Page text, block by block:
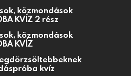
közmondások
KVÍZ 2 rész
közmondások
KVÍZ
kvíz